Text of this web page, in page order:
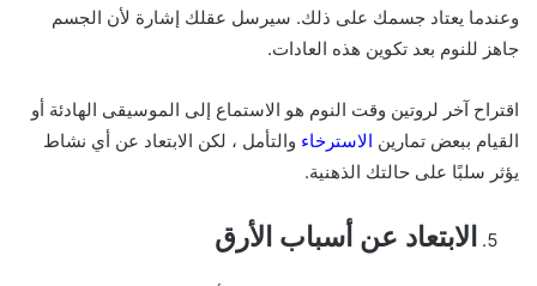
وعندما يعتاد جسمك على ذلك. سيرسل عقلك إشارة لأن الجسم
جاهز للنوم بعد تكوين هذه العادات.
اقتراح آخر لروتين وقت النوم هو الاستماع إلى الموسيقى الهادئة أو
القيام ببعض تمارين الاسترخاء والتأمل ، لكن الابتعاد عن أي نشاط
يؤثر سلبًا على حالتك الذهنية.
الابتعاد عن أسباب الأرق